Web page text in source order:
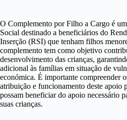
O Complemento por Filho a Cargo é
Social destinado a beneficiários do
Inserção (RSI) que tenham filhos
complemento tem como objetivo
desenvolvimento das crianças,
adicional às famílias em situação de
económica. É importante compreender
atribuição e funcionamento deste apoio
possam beneficiar do apoio necessário
suas crianças.